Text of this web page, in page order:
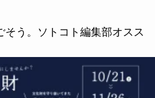
そう。ソトコト編集部オスス